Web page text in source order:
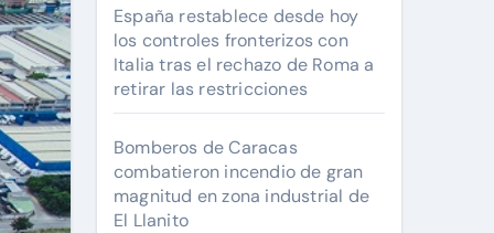
España restablece desde hoy
los controles fronterizos con
Italia tras el rechazo de Roma a
retirar las restricciones
Bomberos de Caracas
combatieron incendio de gran
magnitud en zona industrial de
El Llanito